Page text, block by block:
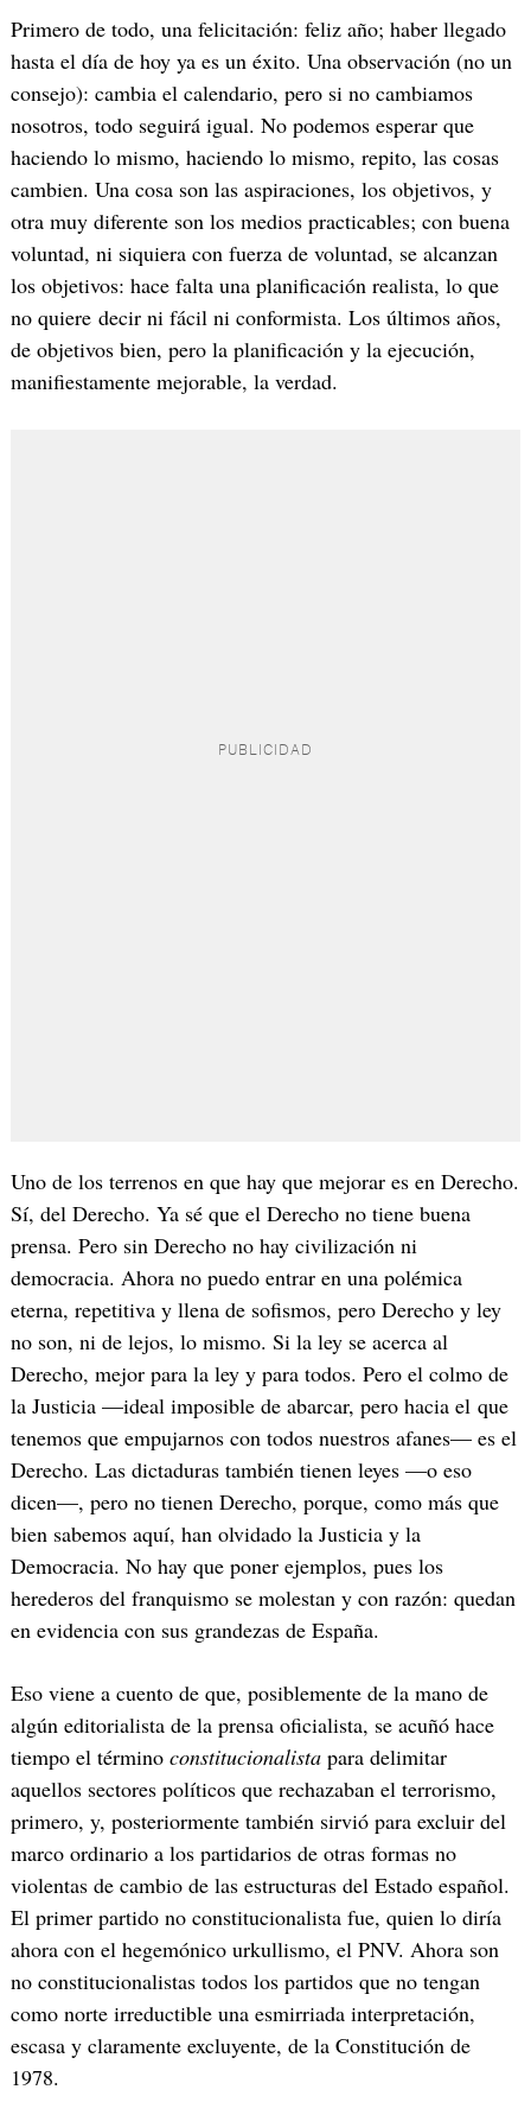
Primero de todo, una felicitación: feliz año; haber llegado
hasta el día de hoy ya es un éxito. Una observación (no un
consejo): cambia el calendario, pero si no cambiamos
nosotros, todo seguirá igual. No podemos esperar que
haciendo lo mismo, haciendo lo mismo, repito, las cosas
cambien. Una cosa son las aspiraciones, los objetivos, y
otra muy diferente son los medios practicables; con buena
voluntad, ni siquiera con fuerza de voluntad, se alcanzan
los objetivos: hace falta una planificación realista, lo que
no quiere decir ni fácil ni conformista. Los últimos años,
de objetivos bien, pero la planificación y la ejecución,
manifiestamente mejorable, la verdad.
Uno de los terrenos en que hay que mejorar es en Derecho.
Sí, del Derecho. Ya sé que el Derecho no tiene buena
prensa. Pero sin Derecho no hay civilización ni
democracia. Ahora no puedo entrar en una polémica
eterna, repetitiva y llena de sofismos, pero Derecho y ley
no son, ni de lejos, lo mismo. Si la ley se acerca al
Derecho, mejor para la ley y para todos. Pero el colmo de
la Justicia —ideal imposible de abarcar, pero hacia el que
tenemos que empujarnos con todos nuestros afanes— es el
Derecho. Las dictaduras también tienen leyes —o eso
dicen—, pero no tienen Derecho, porque, como más que
bien sabemos aquí, han olvidado la Justicia y la
Democracia. No hay que poner ejemplos, pues los
herederos del franquismo se molestan y con razón: quedan
en evidencia con sus grandezas de España.
Eso viene a cuento de que, posiblemente de la mano de
algún editorialista de la prensa oficialista, se acuñó hace
tiempo el término constitucionalistapara delimitar
aquellos sectores políticos que rechazaban el terrorismo,
primero, y, posteriormente también sirvió para excluir del
marco ordinario a los partidarios de otras formas no
violentas de cambio de las estructuras del Estado español.
El primer partido no constitucionalista fue, quien lo diría
ahora con el hegemónico urkullismo, el PNV. Ahora son
no constitucionalistas todos los partidos que no tengan
como norte irreductible una esmirriada interpretación,
escasa y claramente excluyente, de la Constitución de
1978.